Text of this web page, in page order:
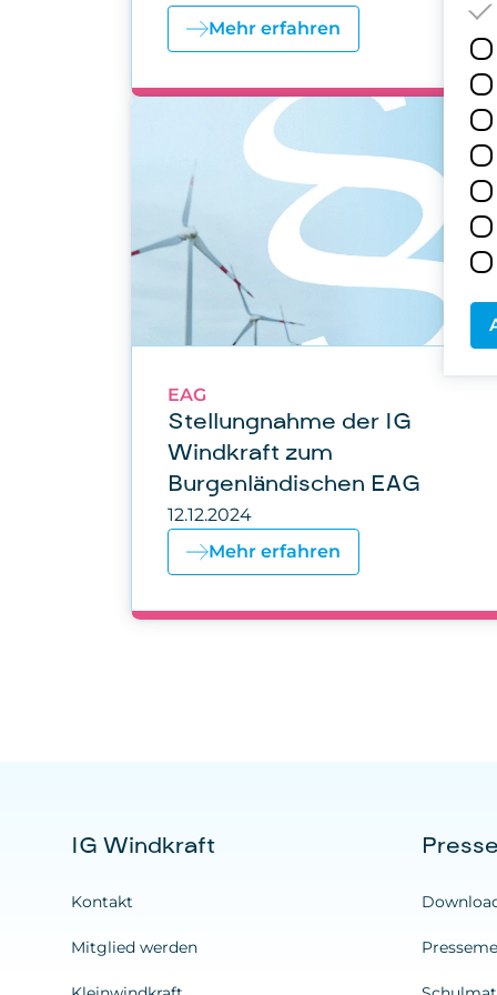
Mehr erfahren
EAG
Stellungnahme der IG
Windkraft zum
Burgenländischen EAG
12.12.2024
Mehr erfahren
IG Windkraft
Kontakt
Mitglied werden